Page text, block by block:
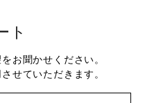
ト
お聞かせください。
せていただきます。